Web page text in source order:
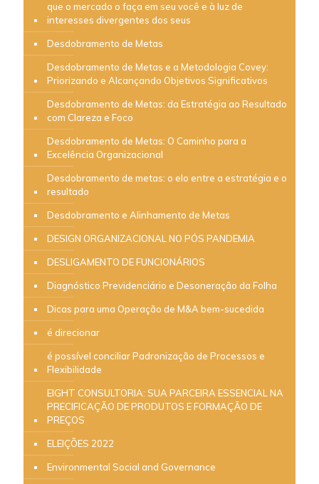
que o mercado o faça em seu você e à luz de
interesses divergentes dos seus
Desdobramento de Metas
Desdobramento de Metas e a Metodologia Covey:
Priorizando e Alcançando Objetivos Significativos
Desdobramento de Metas: da Estratégia ao Resultado
com Clareza e Foco
Desdobramento de Metas: O Caminho para a
Excelência Organizacional
Desdobramento de metas: o elo entre a estratégia e o
resultado
Desdobramento e Alinhamento de Metas
DESIGN ORGANIZACIONAL NO PÓS PANDEMIA
DESLIGAMENTO DE FUNCIONÁRIOS
Diagnóstico Previdenciário e Desoneração da Folha
Dicas para uma Operação de M&A bem-sucedida
é direcionar
é possível conciliar Padronização de Processos e
Flexibilidade
EIGHT CONSULTORIA: SUA PARCEIRA ESSENCIAL NA
PRECIFICAÇÃO DE PRODUTOS E FORMAÇÃO DE
PREÇOS
ELEIÇÕES 2022
Environmental Social and Governance